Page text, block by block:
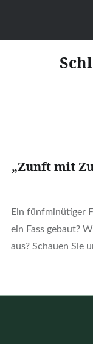
Böttcherei
„Zunft mit
Ein fünfminütiger
ein Fass gebaut?
aus? Schauen Sie